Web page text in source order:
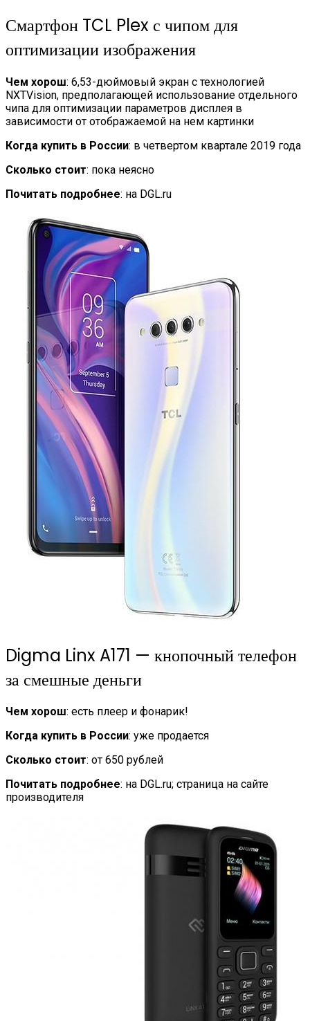
Смартфон TCL Plex с чипом для
оптимизации изображения
Чем хорош: 6,53-дюймовый экран с технологией
NXTVision, предполагающей использование отдельного
чипа для оптимизации параметров дисплея в
зависимости от отображаемой на нем картинки
Когда купить в России: в четвертом квартале 2019 года
Сколько стоит: пока неясно
Почитать подробнее: на DGL.ru
Digma Linx A171 — кнопочный телефон
за смешные деньги
Чем хорош: есть плеер и фонарик!
Когда купить в России: уже продается
Сколько стоит: от 650 рублей
Почитать подробнее: на DGL.ru; страница на сайте
производителя